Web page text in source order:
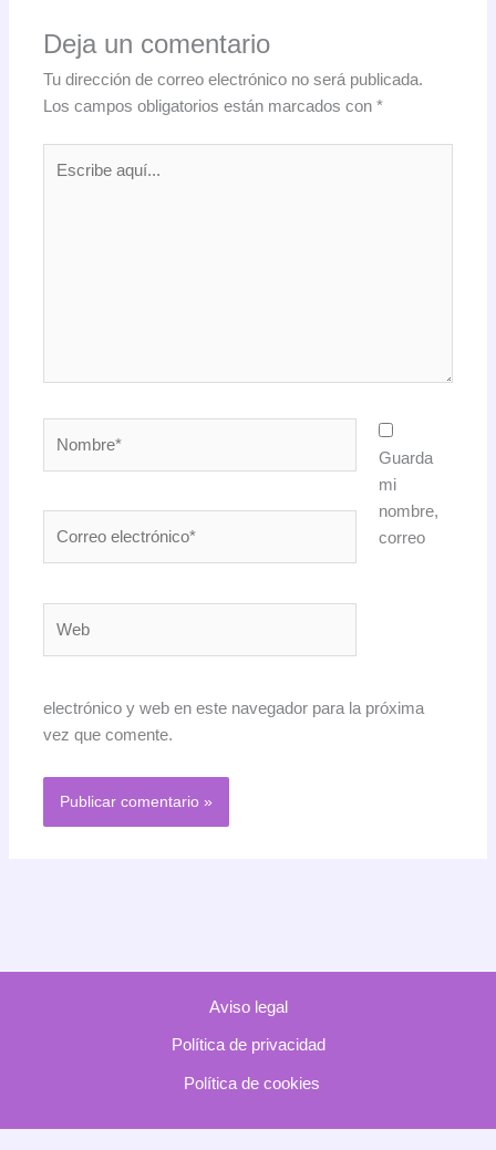
Deja un comentario
Tu dirección de correo electrónico no será publicada.
Los campos obligatorios están marcados con*
Guarda
mi
nombre,
correo
electrónico y web en este navegador para la próxima
vez que comente.
Aviso legal
Política de privacidad
Política de cookies